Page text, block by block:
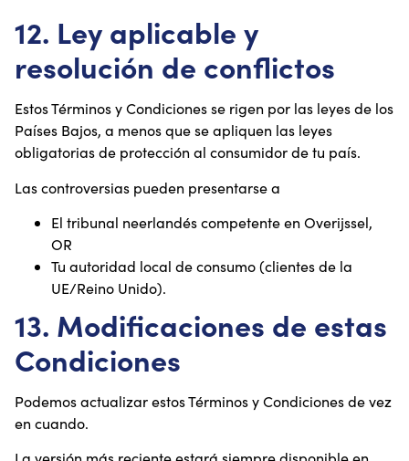
12. Ley aplicable y
resolución de conflictos
Estos Términos y Condiciones se rigen por las leyes de los
Países Bajos, a menos que se apliquen las leyes
obligatorias de protección al consumidor de tu país.
Las controversias pueden presentarse a
El tribunal neerlandés competente en Overijssel,
OR
Tu autoridad local de consumo (clientes de la
UE/Reino Unido).
13. Modificaciones de estas
Condiciones
Podemos actualizar estos Términos y Condiciones de vez
en cuando.